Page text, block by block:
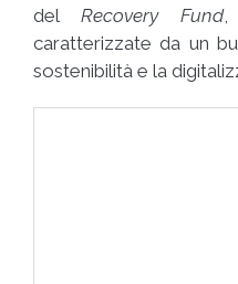
delRecovery Fund,
caratterizzate da un
sostenibilità e la